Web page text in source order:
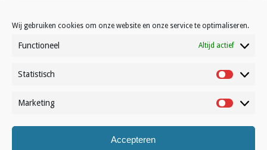
Wij gebruiken cookies om onze website en onze service te optimaliseren.
Functioneel Altijd actief
Statistisch Statistisch
Marketing
Accepteren
Contact